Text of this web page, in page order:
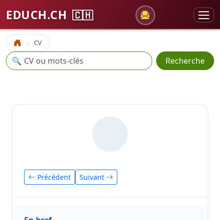
EDUCH.CH 🇨🇭
Accueil CV
Recherche
🔍 Recherche
Précédent Suivant